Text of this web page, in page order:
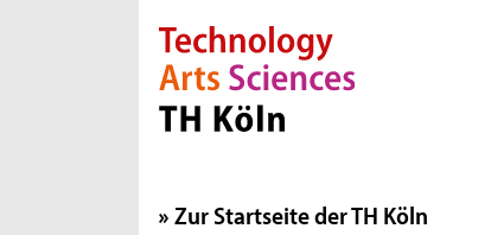
Direkt zur Hauptnavigation
Direkt zur Subnavigation
Direkt zum Inhalt
Direkt zum Fußbereich
Zur Startseite der TH Köln